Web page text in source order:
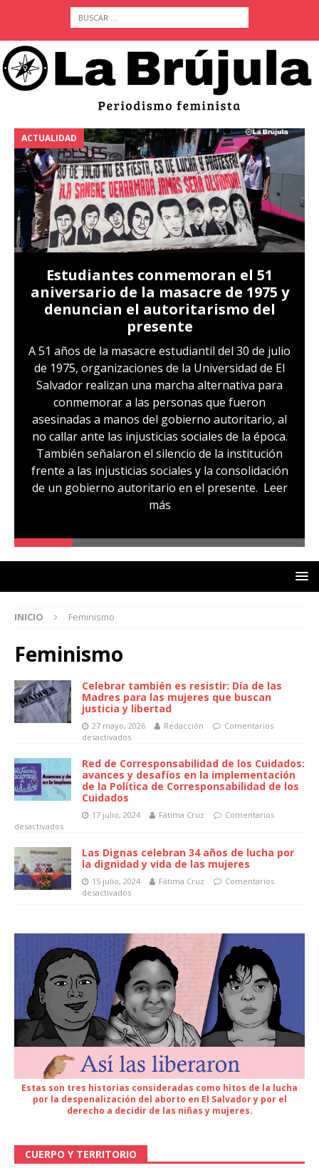
ACTUALIDAD
Estudiantes conmemoran el 51
aniversario de la masacre de 1975 y
denuncian el autoritarismo del
presente
A 51 años de la masacre estudiantil del 30 de julio
de 1975, organizaciones de la Universidad de El
Salvador realizan una marcha alternativa para
conmemorar a las personas que fueron
asesinadas a manos del gobierno autoritario, al
no callar ante las injusticias sociales de la época.
También señalaron el silencio de la institución
frente a las injusticias sociales y la consolidación
de un gobierno autoritario en el presente. Leer
más
INICIO Feminismo
Feminismo
Celebrar también es resistir: Día de las
Madres para las mujeres que buscan
justicia y libertad
27 mayo, 2026 Redacción
Comentarios
desactivados
Red de Corresponsabilidad de los Cuidados:
avances y desafíos en la implementación
de la Política de Corresponsabilidad de los
Cuidados
17 julio, 2024 Fátima Cruz
Comentarios
desactivados
Las Dignas celebran 34 años de lucha por
la dignidad y vida de las mujeres
15 julio, 2024 Fátima Cruz
Comentarios
desactivados
Estas son tres historias consideradas como hitos de la lucha
por la despenalización del aborto en El Salvador y por el
derecho a decidir de las niñas y mujeres.
CUERPO Y TERRITORIO